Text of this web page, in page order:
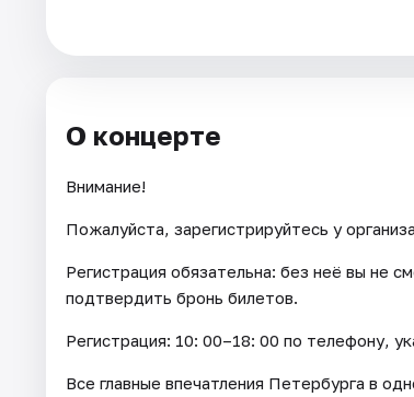
О концерте
Внимание!
Пожалуйста, зарегистрируйтесь у
Регистрация обязательна: без неё вы не
подтвердить бронь билетов.
Регистрация: 10: 00–18: 00 по телефону,
Все главные впечатления Петербурга в